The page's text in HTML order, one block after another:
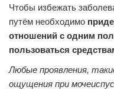
Чтобы избежать
путём необходимо
отношений с одним
пользоваться
Любые проявления,
ощущения при